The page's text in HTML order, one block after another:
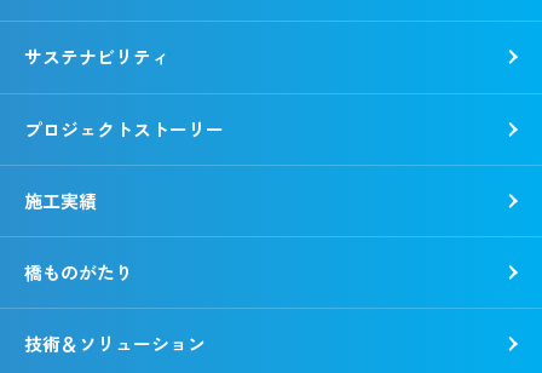
各種方針
沿革
「銭形平次」誕生秘話
サステナビリティ
CSR報告書
社会
プロジェクトストーリー
施工実績
橋ものがたり
技術＆ソリューション